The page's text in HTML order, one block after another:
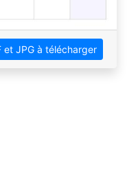
et JPG à télécharger